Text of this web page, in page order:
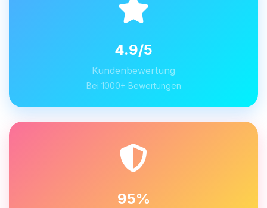
4.9/5
Kundenbewertung
Bei 1000+ Bewertungen
95%